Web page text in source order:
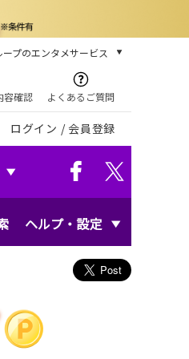
プのエンタメサービス
ゲーム/CD/DVD
天ブックス
書籍
Kobo
配信
PLAY
テレビ
容確認 よくあるご質問
ログイン / 会員登録
ヘルプ・設定